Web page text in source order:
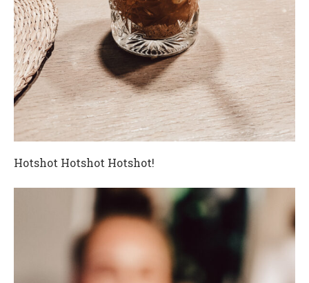
Hotshot Hotshot Hotshot!